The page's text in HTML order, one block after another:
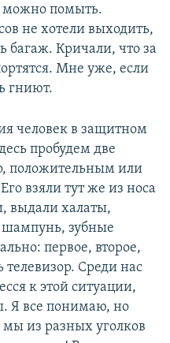
можно помыть.
не хотели выходить,
багаж. Кричали, что за
Мне уже, если
гниют.
человек в защитном
пробудем две
положительным или
взяли тут же из носа
выдали халаты,
шампунь, зубные
первое, второе,
телевизор. Среди нас
к этой ситуации,
Я все понимаю, но
из разных уголков